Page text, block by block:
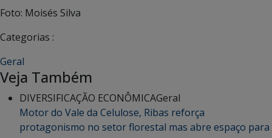
Foto: Moisés Silva
Categorias :
Geral
Veja Também
DIVERSIFICAÇÃO ECONÔMICAGeral
Motor do Vale da Celulose, Ribas reforça
protagonismo no setor florestal mas abre espaço para